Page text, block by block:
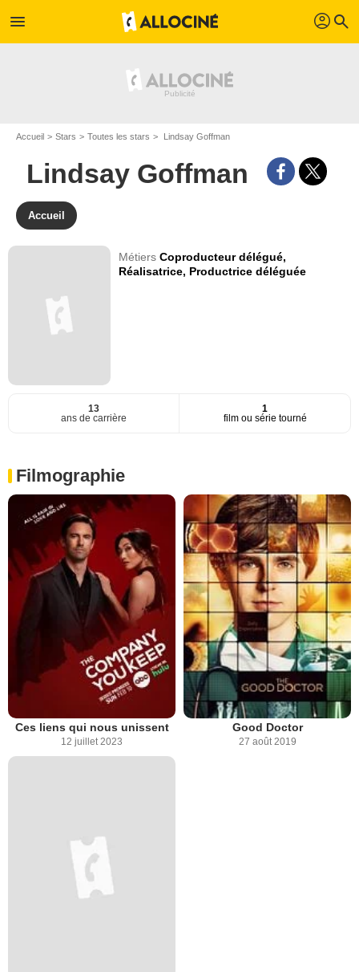
menu profil search
Accueil Stars Toutes les stars Lindsay Goffman
Lindsay Goffman
Accueil
MétiersCoproducteur délégué,
Réalisatrice, Productrice déléguée
13
ans de carrière
1
film ou série tourné
Filmographie
Ces liens qui nous unissent
12 juillet 2023
Good Doctor
27 août 2019